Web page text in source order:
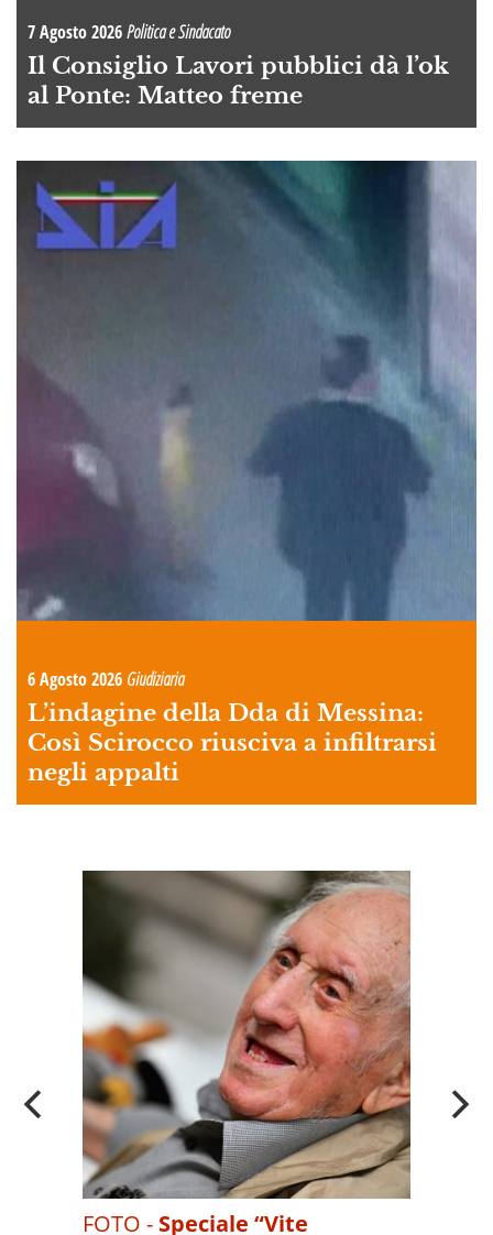
7 Agosto 2026Politica e Sindacato
Il Consiglio Lavori pubblici dà l’ok
al Ponte: Matteo freme
6 Agosto 2026 Giudiziaria
L’indagine della Dda di Messina:
Così Scirocco riusciva a infiltrarsi
negli appalti
FOTO - Speciale “Vite